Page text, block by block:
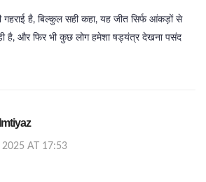
गहराई है, बिल्कुल सही कहा, यह जीत सिर्फ आंकड़ों से
है, और फिर भी कुछ लोग हमेशा षड्यंत्र देखना पसंद
2025 AT 17:53